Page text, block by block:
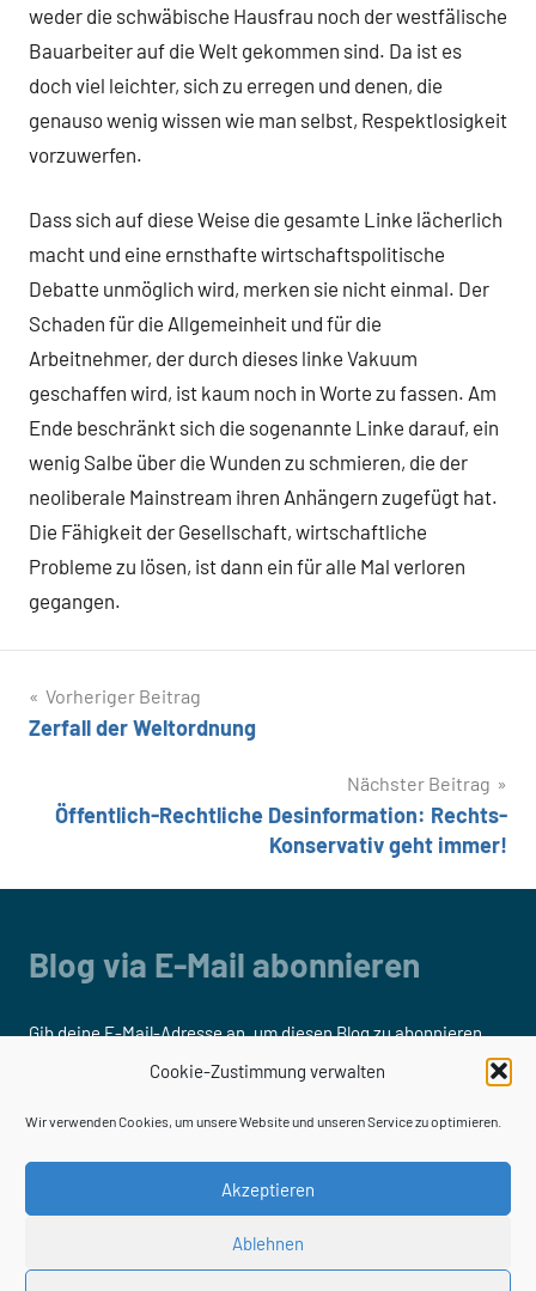
Cookie-Zustimmung verwalten
Wir verwenden Cookies, um unsere Website und unseren Service zu optimieren.
Akzeptieren
Ablehnen
weder die schwäbische Hausfrau noch der westfälische
Bauarbeiter auf die Welt gekommen sind. Da ist es
doch viel leichter, sich zu erregen und denen, die
genauso wenig wissen wie man selbst, Respektlosigkeit
vorzuwerfen.
Dass sich auf diese Weise die gesamte Linke lächerlich
macht und eine ernsthafte wirtschaftspolitische
Debatte unmöglich wird, merken sie nicht einmal. Der
Schaden für die Allgemeinheit und für die
Arbeitnehmer, der durch dieses linke Vakuum
geschaffen wird, ist kaum noch in Worte zu fassen. Am
Ende beschränkt sich die sogenannte Linke darauf, ein
wenig Salbe über die Wunden zu schmieren, die der
neoliberale Mainstream ihren Anhängern zugefügt hat.
Die Fähigkeit der Gesellschaft, wirtschaftliche
Probleme zu lösen, ist dann ein für alle Mal verloren
gegangen.
Beitragsnavigation
Vorheriger Beitrag
Zerfall der Weltordnung
Nächster Beitrag
Öffentlich-Rechtliche Desinformation: Rechts-
Konservativ geht immer!
Blog via E-Mail abonnieren
Gib deine E-Mail-Adresse an, um diesen Blog zu abonnieren
und Benachrichtigungen über neue Beiträge via E-Mail zu
Adresse
Abonnieren